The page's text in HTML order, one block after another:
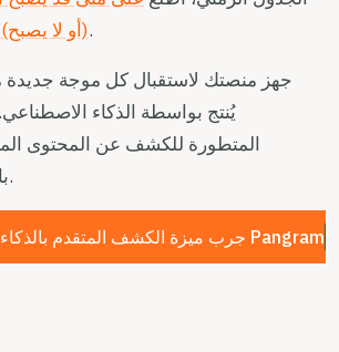
(أو لا.
جهز منصتك لاستقبال كل موجة جديدة
يُنتج بواسطة الذكاء
بالذكاء الاصطناعي.
جرب ميزة الكشف المتقدم بالذكاء الاصطناعي من Pangram